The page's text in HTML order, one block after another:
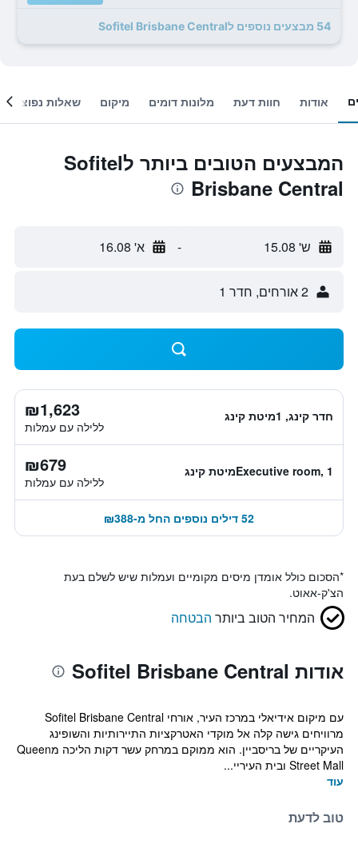
54 מבצעים נוספים לSofitel Brisbane Central
אודות חוות דעת מלונות דומים מיקום שאלות נפוצות
המבצעים הטובים ביותר לSofitel
Brisbane Central
ש' 15.08 - א' 16.08
2 אורחים, חדר 1
חדר קינג, 1מיטת קינג ₪1,623
ללילה עם עמלות
Executive room, 1מיטת קינג ₪679
ללילה עם עמלות
52 דילים נוספים החל מ-₪388
*הסכום כולל אומדן מיסים מקומיים ועמלות שיש לשלם בעת
הצ'ק-אאוט.
המחיר הטוב ביותר הבטחה
אודות Sofitel Brisbane Central
עם מיקום אידיאלי במרכז העיר, אורחי Sofitel Brisbane Central
מרוויחים גישה קלה אל מוקדי האטרקציות התיירותיות והשופינג
העיקריים של בריסביין. הוא ממוקם במרחק עשר דקות הליכה מQueen
Street Mall ובית העיריי...
עוד
טוב לדעת